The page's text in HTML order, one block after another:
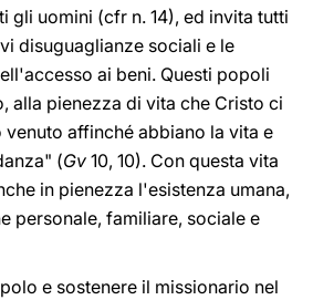
gli uomini (cfr n. 14), ed invita tutti
disuguaglianze sociali e le
ai beni. Questi popoli
alla pienezza di vita che Cristo ci
affinché abbiano la vita e
(Gv 10, 10). Con questa vita
in pienezza l'esistenza umana,
personale, familiare, sociale e
e sostenere il missionario nel